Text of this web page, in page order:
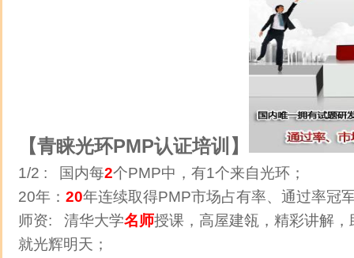
【青睐光环PMP认证培训】
1/2 : 国内每2个PMP中，有1个来自光环；
20年： 20年连续取得PMP市场占有率、通过率冠
师资: 清华大学名师授课，高屋建瓴，精彩讲解，
就光辉明天；